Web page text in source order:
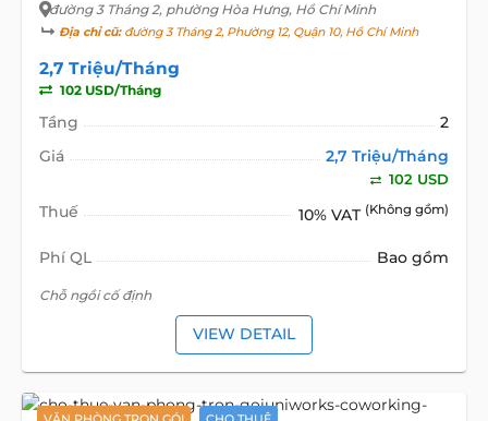
đường 3 Tháng 2, phường Hòa Hưng, Hồ Chí Minh
Địa chỉ cũ:đường 3 Tháng 2, Phường 12, Quận 10, Hồ Chí Minh
2,7 Triệu/Tháng
102 USD/Tháng
Tầng
2
Giá
2,7 Triệu/Tháng
102 USD
Thuế 10% VAT (Không gồm)
Phí QL Bao gồm
Chỗ ngồi cố định
VIEW DETAIL